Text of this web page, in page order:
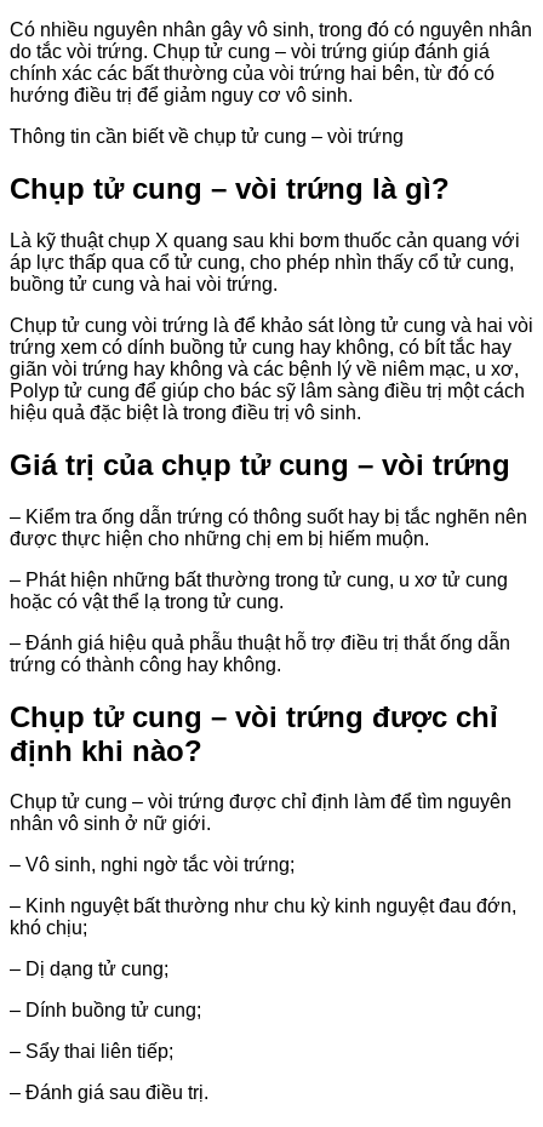
Có nhiều nguyên nhân gây vô sinh, trong đó có nguyên nhân
do tắc vòi trứng. Chụp tử cung – vòi trứng giúp đánh giá
chính xác các bất thường của vòi trứng hai bên, từ đó có
hướng điều trị để giảm nguy cơ vô sinh.
Thông tin cần biết về chụp tử cung – vòi trứng
Chụp tử cung – vòi trứng là gì?
Là kỹ thuật chụp X quang sau khi bơm thuốc cản quang với
áp lực thấp qua cổ tử cung, cho phép nhìn thấy cổ tử cung,
buồng tử cung và hai vòi trứng.
Chụp tử cung vòi trứng là để khảo sát lòng tử cung và hai vòi
trứng xem có dính buồng tử cung hay không, có bít tắc hay
giãn vòi trứng hay không và các bệnh lý về niêm mạc, u xơ,
Polyp tử cung để giúp cho bác sỹ lâm sàng điều trị một cách
hiệu quả đặc biệt là trong điều trị vô sinh.
Giá trị của chụp tử cung – vòi trứng
– Kiểm tra ống dẫn trứng có thông suốt hay bị tắc nghẽn nên
được thực hiện cho những chị em bị hiếm muộn.
– Phát hiện những bất thường trong tử cung, u xơ tử cung
hoặc có vật thể lạ trong tử cung.
– Đánh giá hiệu quả phẫu thuật hỗ trợ điều trị thắt ống dẫn
trứng có thành công hay không.
Chụp tử cung – vòi trứng được chỉ
định khi nào?
Chụp tử cung – vòi trứng được chỉ định làm để tìm nguyên
nhân vô sinh ở nữ giới.
– Vô sinh, nghi ngờ tắc vòi trứng;
– Kinh nguyệt bất thường như chu kỳ kinh nguyệt đau đớn,
khó chịu;
– Dị dạng tử cung;
– Dính buồng tử cung;
– Sẩy thai liên tiếp;
– Đánh giá sau điều trị.